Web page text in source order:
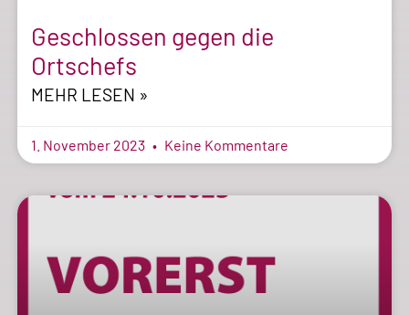
Geschlossen gegen die
Ortschefs
MEHR LESEN »
1. November 2023 Keine Kommentare